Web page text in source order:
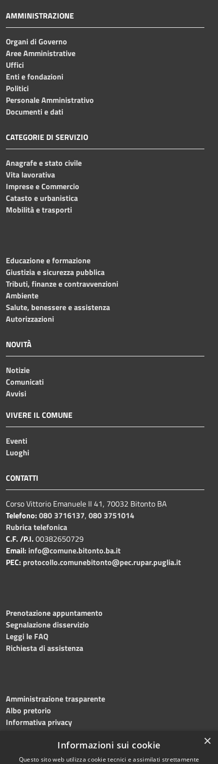
AMMINISTRAZIONE
Organi di Governo
Aree Amministrative
Uffici
Enti e fondazioni
Politici
Personale Amministrativo
Documenti e dati
CATEGORIE DI SERVIZIO
Anagrafe e stato civile
Vita lavorativa
Imprese e Commercio
Catasto e urbanistica
Mobilità e trasporti
Educazione e formazione
Giustizia e sicurezza pubblica
Tributi, finanze e contravvenzioni
Ambiente
Salute, benessere e assistenza
Autorizzazioni
NOVITÀ
Notizie
Comunicati
Avvisi
VIVERE IL COMUNE
Eventi
Luoghi
CONTATTI
Corso Vittorio Emanuele II 41, 70032 Bitonto BA
Telefono:080 3716137, 080 3751014
Rubrica telefonica
C.F. /P.I.00382650729
Email: info@comune.bitonto.ba.it
PEC: protocollo.comunebitonto@pec.rupar.puglia.it
Prenotazione appuntamento
Segnalazione disservizio
Leggi le FAQ
Richiesta di assistenza
Amministrazione trasparente
Albo pretorio
Informativa privacy
Dichiarazione di accessibilità Meccanismo di feedback ×
Informazioni sui cookie
Questo sito web utilizza cookie tecnici e assimilati strettamente